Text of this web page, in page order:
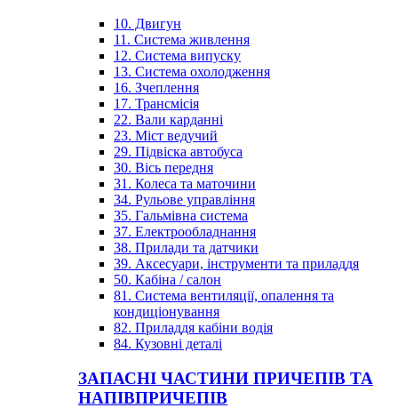
10. Двигун
11. Система живлення
12. Система випуску
13. Система охолодження
16. Зчеплення
17. Трансмісія
22. Вали карданні
23. Міст ведучий
29. Підвіска автобуса
30. Вісь передня
31. Колеса та маточини
34. Рульове управління
35. Гальмівна система
37. Електрообладнання
38. Прилади та датчики
39. Аксесуари, інструменти та приладдя
50. Кабіна / салон
81. Система вентиляції, опалення та
кондиціонування
82. Приладдя кабіни водія
84. Кузовні деталі
ЗАПАСНІ ЧАСТИНИ ПРИЧЕПІВ ТА
НАПІВПРИЧЕПІВ